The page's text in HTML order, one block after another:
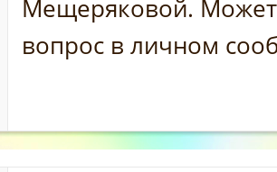
Мещеряковой.
вопрос в личном